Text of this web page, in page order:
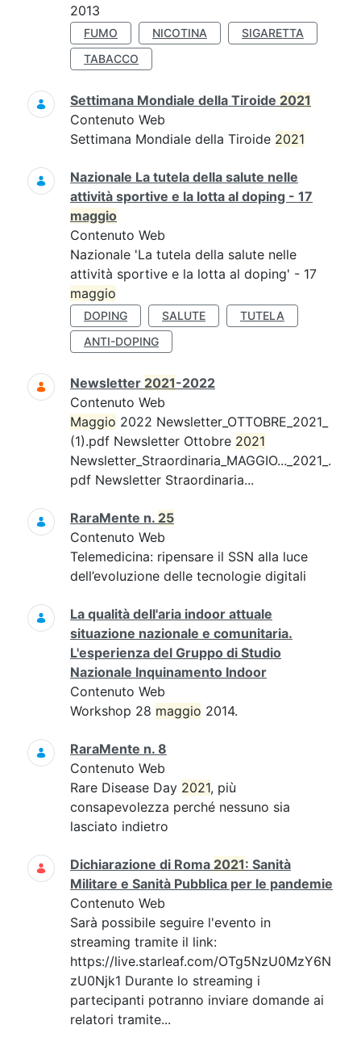
2013
FUMO NICOTINA
SIGARETTA
TABACCO
Settimana Mondiale della Tiroide 2021
Contenuto Web
Settimana Mondiale della Tiroide 2021
Nazionale La tutela della salute nelle
attività sportive e la lotta al doping - 17
maggio
Contenuto Web
Nazionale 'La tutela della salute nelle
attività sportive e la lotta al doping' - 17
maggio
DOPING SALUTE
TUTELA
ANTI-DOPING
Newsletter 2021-2022
Contenuto Web
Maggio 2022 Newsletter_OTTOBRE_2021_
(1).pdf Newsletter Ottobre 2021
Newsletter_Straordinaria_MAGGIO..._2021_.
pdf Newsletter Straordinaria...
RaraMente n. 25
Contenuto Web
Telemedicina: ripensare il SSN alla luce
dell’evoluzione delle tecnologie digitali
La qualità dell'aria indoor attuale
situazione nazionale e comunitaria.
L'esperienza del Gruppo di Studio
Nazionale Inquinamento Indoor
Contenuto Web
Workshop 28 maggio 2014.
RaraMente n. 8
Contenuto Web
Rare Disease Day 2021, più
consapevolezza perché nessuno sia
lasciato indietro
Dichiarazione di Roma 2021: Sanità
Militare e Sanità Pubblica per le pandemie
Contenuto Web
Sarà possibile seguire l'evento in
streaming tramite il link:
https://live.starleaf.com/OTg5NzU0MzY6N
zU0Njk1 Durante lo streaming i
partecipanti potranno inviare domande ai
relatori tramite...